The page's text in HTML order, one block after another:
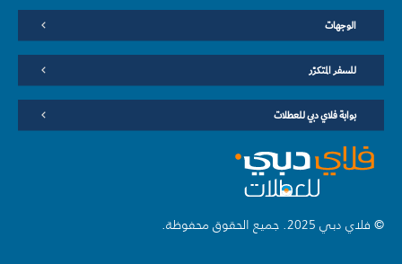
الوجهات
للسفر المتكرّر
بوابة فلاي دبي للعطلات
© فلاي دبي 2025. جميع الحقوق محفوظة.